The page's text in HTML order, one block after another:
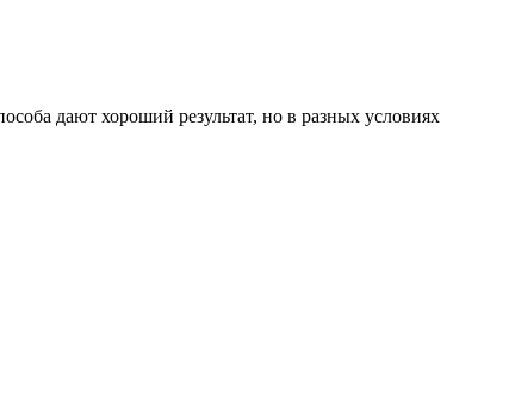
дают хороший результат, но в разных условиях